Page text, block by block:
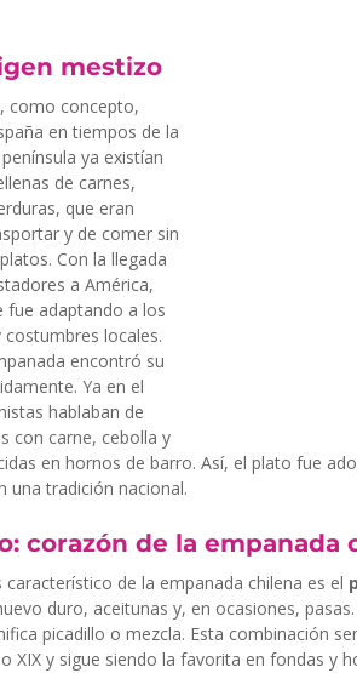
mestizo
como concepto,
en tiempos de la
ya existían
de carnes,
que eran
y de comer sin
Con la llegada
a América,
fue adaptando a los
locales.
encontró su
Ya en el
hablaban de
con carne, cebolla y
en hornos de barro. Así, el plato fue
una tradición nacional.
corazón de la empanada
característico de la empanada chilena es el
duro, aceitunas y, en ocasiones,
picadillo o mezcla. Esta combinación
XIX y sigue siendo la favorita en fondas y